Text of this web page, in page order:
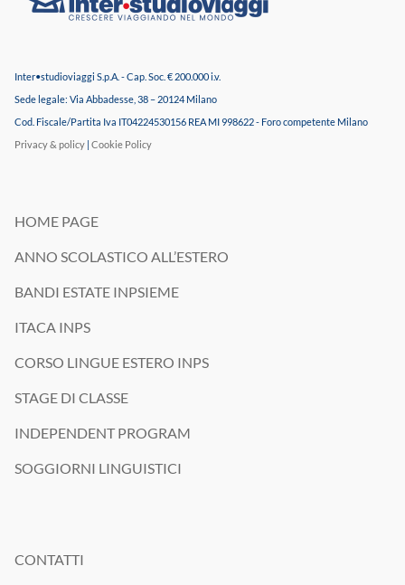
Inter•studioviaggi S.p.A. - Cap. Soc. € 200.000 i.v.
Sede legale: Via Abbadesse, 38 – 20124 Milano
Cod. Fiscale/Partita Iva IT04224530156 REA MI 998622 - Foro competente Milano
Privacy & policy Cookie Policy
HOME PAGE
ANNO SCOLASTICO ALL’ESTERO
BANDI ESTATE INPSIEME
ITACA INPS
CORSO LINGUE ESTERO INPS
STAGE DI CLASSE
INDEPENDENT PROGRAM
SOGGIORNI LINGUISTICI
CONTATTI